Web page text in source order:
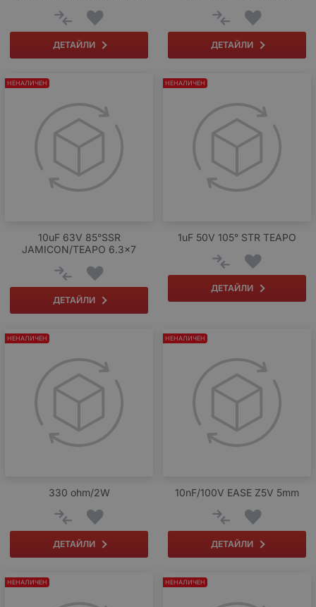
ДЕТАЙЛИ ДЕТАЙЛИ
10uF 63V 85°SSR
JAMICON/TEAPO 6.3x7
ДЕТАЙЛИ
НЕНАЛИЧЕН
1uF 50V 105° STR TEAPO
ДЕТАЙЛИ
НЕНАЛИЧЕН
330 ohm/2W
ДЕТАЙЛИ
НЕНАЛИЧЕН
10nF/100V EASE Z5V 5mm
ДЕТАЙЛИ
НЕНАЛИЧЕН
НЕНАЛИЧЕН НЕНАЛИЧЕН